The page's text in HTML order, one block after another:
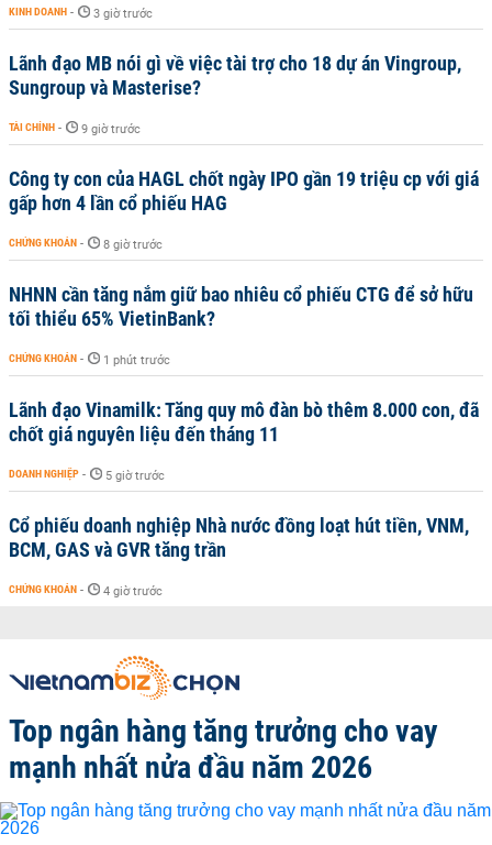
KINH DOANH - 3 giờ trước
Lãnh đạo MB nói gì về việc tài trợ cho 18 dự án Vingroup,
Sungroup và Masterise?
TÀI CHÍNH - 9 giờ trước
Công ty con của HAGL chốt ngày IPO gần 19 triệu cp với giá
gấp hơn 4 lần cổ phiếu HAG
CHỨNG KHOÁN - 8 giờ trước
NHNN cần tăng nắm giữ bao nhiêu cổ phiếu CTG để sở hữu
tối thiểu 65% VietinBank?
CHỨNG KHOÁN - 1 phút trước
Lãnh đạo Vinamilk: Tăng quy mô đàn bò thêm 8.000 con, đã
chốt giá nguyên liệu đến tháng 11
DOANH NGHIỆP - 5 giờ trước
Cổ phiếu doanh nghiệp Nhà nước đồng loạt hút tiền, VNM,
BCM, GAS và GVR tăng trần
CHỨNG KHOÁN - 4 giờ trước
Top ngân hàng tăng trưởng cho vay
mạnh nhất nửa đầu năm 2026